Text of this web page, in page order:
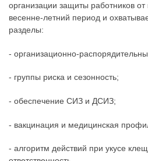
организации защиты работников
весенне-летний период и
разделы:
- организационно-
- группы риска и сезонность;
- обеспечение СИЗ и ДСИЗ;
- вакцинация и медицинская
- алгоритм действий при укусе